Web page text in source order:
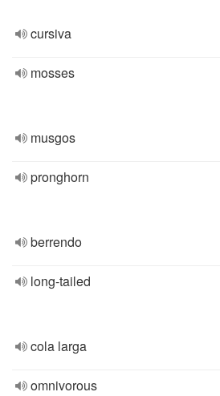
cursiva
mosses
musgos
pronghorn
berrendo
long-tailed
cola larga
omnivorous